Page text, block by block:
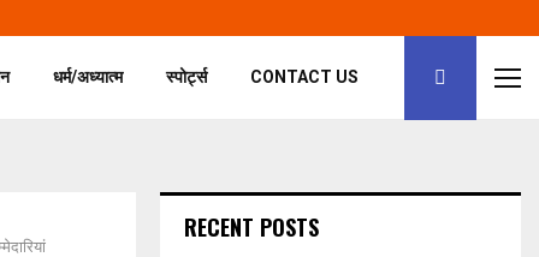
धर्म/अध्यात्म स्पोर्ट्स CONTACT US
RECENT POSTS